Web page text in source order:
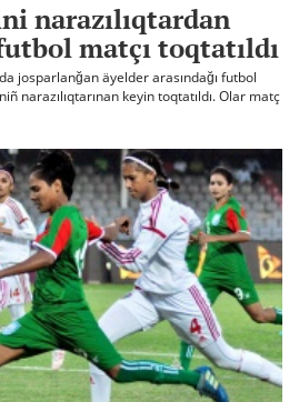
narazılıqtardan
matçı toqtatıldı
josparlanğan äyelder arasındağı futbol
narazılıqtarınan keyin toqtatıldı. Olar matç